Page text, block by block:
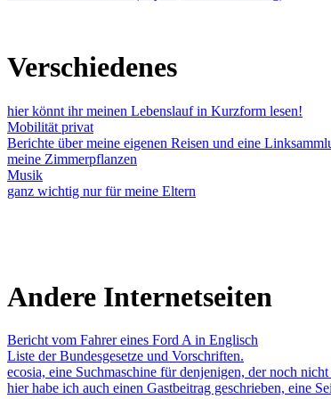
Verschiedenes
hier könnt ihr meinen Lebenslauf in Kurzform lesen!
Mobilität privat
Berichte über meine eigenen Reisen und eine
meine Zimmerpflanzen
Musik
ganz wichtig nur für meine Eltern
Andere Internetseiten
Bericht vom Fahrer eines Ford A in Englisch
Liste der Bundesgesetze und Vorschriften.
ecosia, eine Suchmaschine für denjenigen, der noch
hier habe ich auch einen Gastbeitrag geschrieben, eine